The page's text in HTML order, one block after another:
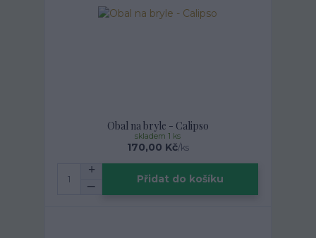
Obal na bryle - Calipso
170,00 Kč/ks
skladem 1 ks
Přidat do košíku